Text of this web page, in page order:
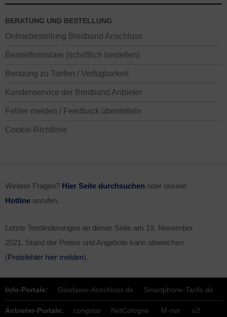
BERATUNG UND BESTELLUNG
Onlinebestellung Breitband Anschluss
Bestellformulare (schriftlich bestellen)
Beratung zu Tarifen / Verfügbarkeit
Kundenservice der Breitband Anbieter
Fehler melden / Feedback übermitteln
Cookie-Richtlinie
Weitere Fragen? Hier Seite durchsuchen oder unsere
Hotline anrufen.
Letzte Textänderungen an dieser Seite am 19. November
2021 . Stand der Preise und Angebote kann abweichen
(Preisfehler hier melden).
Info-Portale: Glasfaser-Anschluss.de Smartphone-Tarife.de
Anbieter-Portale: congstar NetCologne M-net o2